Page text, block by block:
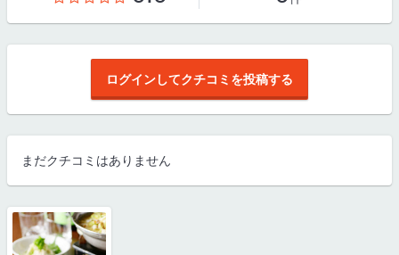
ログインしてクチコミを投稿する
まだクチコミはありません